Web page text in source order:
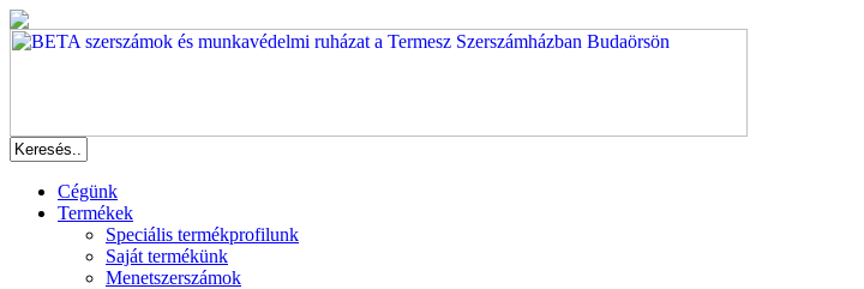
Cégünk
Termékek
Speciális termékprofilunk
Saját termékünk
Menetszerszámok